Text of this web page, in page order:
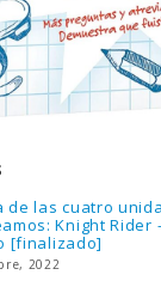
de las cuatro
Knight Rider
[finalizado]
2022